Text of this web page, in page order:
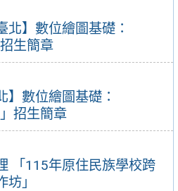
北】數位繪圖基礎：
生簡章
】數位繪圖基礎：
招生簡章
「115年原住民族學校跨
」